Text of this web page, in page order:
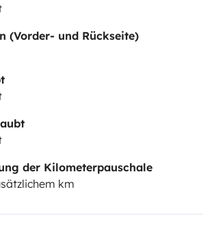
(Vorder- und Rückseite)
der Kilometerpauschale
km